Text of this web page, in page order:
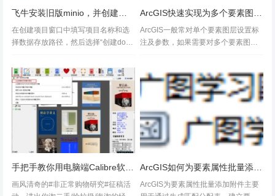
图2 打开符号编辑器
2、查看地形图图示中高程点参数。打开ArcGis符号编
辑器，“类型”选择简单标记符号，单位设置为毫米。设
置大小为0.5，点击颜色右侧向下箭头弹出颜色选择对
话框原则更多选择“CMYK”颜色模式设置K值为100，
点击“确定”设置符号名称为“高程点”，类别为“地貌”；
在创建项目窗口中填写项目名称和选
择数据存放路径，然后选择“创建dock
己实际情况修改后复制粘贴进去。ver
sion: "3"...
ArcGIS一般常对单个要素图层设置标
注及参数，如果需要对多个要素图层
现对多个要素图层设置标注及参数的
具体操作步骤及注意事项，希望...
画风清奇的#非正常购物研究#征稿活
ArcGIS为要素属性批量添加附件主要